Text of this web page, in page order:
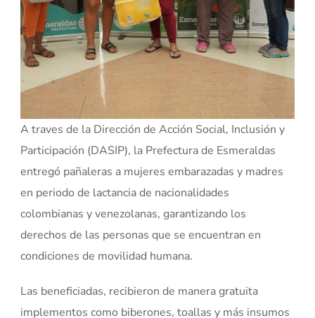
A traves de la Dirección de Acción Social, Inclusión y
Participación (DASIP), la Prefectura de Esmeraldas
entregó pañaleras a mujeres embarazadas y madres
en periodo de lactancia de nacionalidades
colombianas y venezolanas, garantizando los
derechos de las personas que se encuentran en
condiciones de movilidad humana.
Las beneficiadas, recibieron de manera gratuita
implementos como biberones, toallas y más insumos